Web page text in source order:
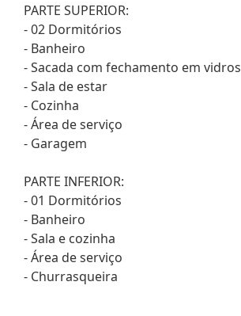
PARTE SUPERIOR:
- 02 Dormitórios
- Banheiro
- Sacada com fechamento em vidros
- Sala de estar
- Cozinha
- Área de serviço
- Garagem
PARTE INFERIOR:
- 01 Dormitórios
- Banheiro
- Sala e cozinha
- Área de serviço
- Churrasqueira